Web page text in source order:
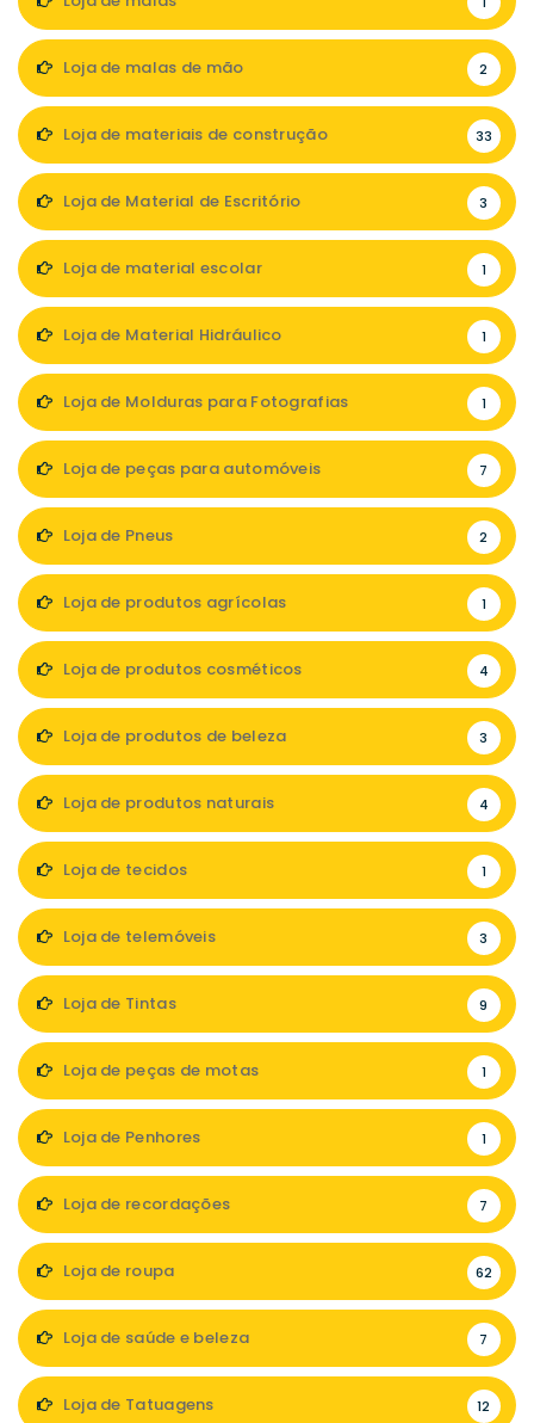
Loja de malas de mão 2
Loja de materiais de construção 33
Loja de Material de Escritório 3
Loja de material escolar 1
Loja de Material Hidráulico 1
Loja de Molduras para Fotografias 1
Loja de peças para automóveis 7
Loja de Pneus 2
Loja de produtos agrícolas 1
Loja de produtos cosméticos 4
Loja de produtos de beleza 3
Loja de produtos naturais 4
Loja de tecidos 1
Loja de telemóveis 3
Loja de Tintas 9
Loja de peças de motas 1
Loja de Penhores 1
Loja de recordações 7
Loja de roupa 62
Loja de saúde e beleza 7
Loja de Tatuagens 12